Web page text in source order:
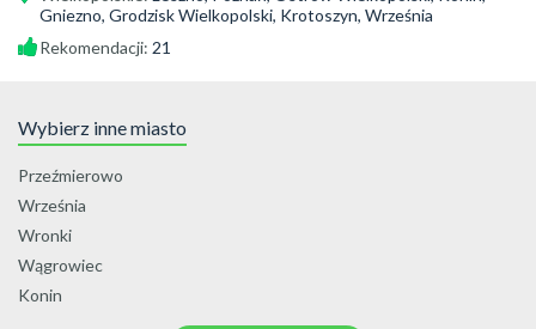
Gniezno, Grodzisk Wielkopolski, Krotoszyn, Września
Rekomendacji: 21
Wybierz inne miasto
Przeźmierowo
Września
Wronki
Wągrowiec
Konin